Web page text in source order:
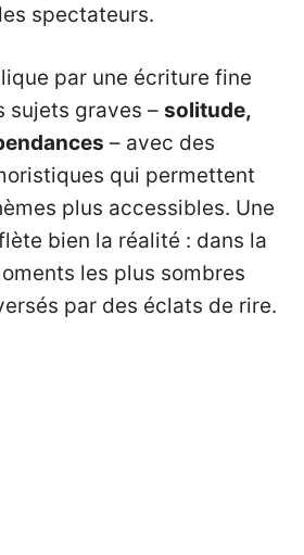
spectateurs.
par une écriture fine
sujets graves – solitude,
– avec des
qui permettent
plus accessibles. Une
bien la réalité : dans la
les plus sombres
par des éclats de rire.